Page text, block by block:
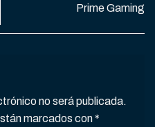
Prime Gaming
no será publicada.
marcados con*